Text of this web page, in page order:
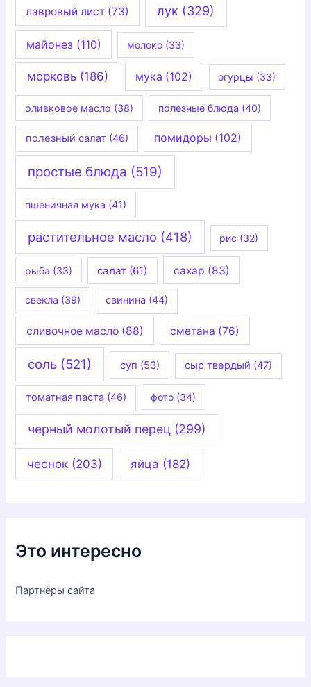
лавровый лист (73) лук (329)
майонез(110) молоко (33)
морковь(186) мука (102) огурцы (33)
оливковое масло (38) полезные блюда (40)
полезный салат(46) помидоры (102)
простые блюда (519)
пшеничная мука (41)
растительное масло (418) рис (32)
рыба (33) салат (61) сахар (83)
свекла (39) свинина (44)
сливочное масло(88) сметана (76)
соль (521) суп (53) сыр твердый (47)
томатная паста (46) фото (34)
черный молотый перец(299)
чеснок(203) яйца (182)
Это интересно
Партнёры сайта